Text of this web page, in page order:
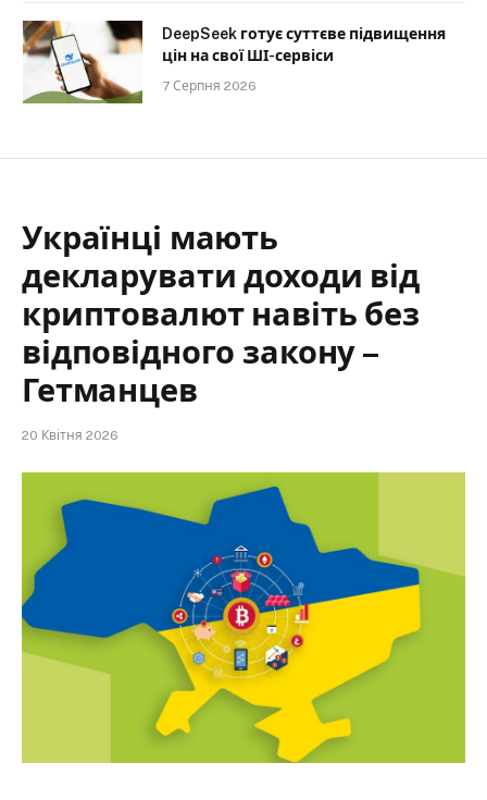
DeepSeek готує суттєве підвищення
цін на свої ШІ-сервіси
7 Серпня 2026
Українці мають
декларувати доходи від
криптовалют навіть без
відповідного закону –
Гетманцев
20 Квітня 2026